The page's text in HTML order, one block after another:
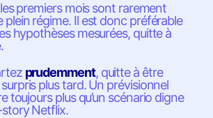
premiers mois sont rarement
plein régime. Il est donc préférable
hypothèses mesurées, quitte à
prudemment, quitte à être
plus tard. Un prévisionnel
toujours plus qu’un scénario digne
story Netflix.